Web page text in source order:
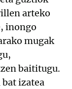
arteko
inongo
mugak
baititugu.
izatea